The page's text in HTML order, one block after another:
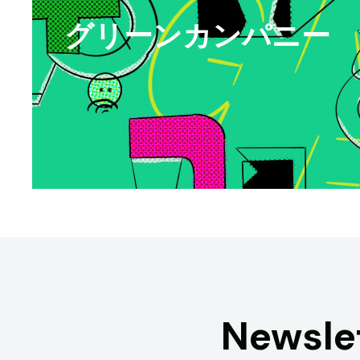
グリーンカンパニー